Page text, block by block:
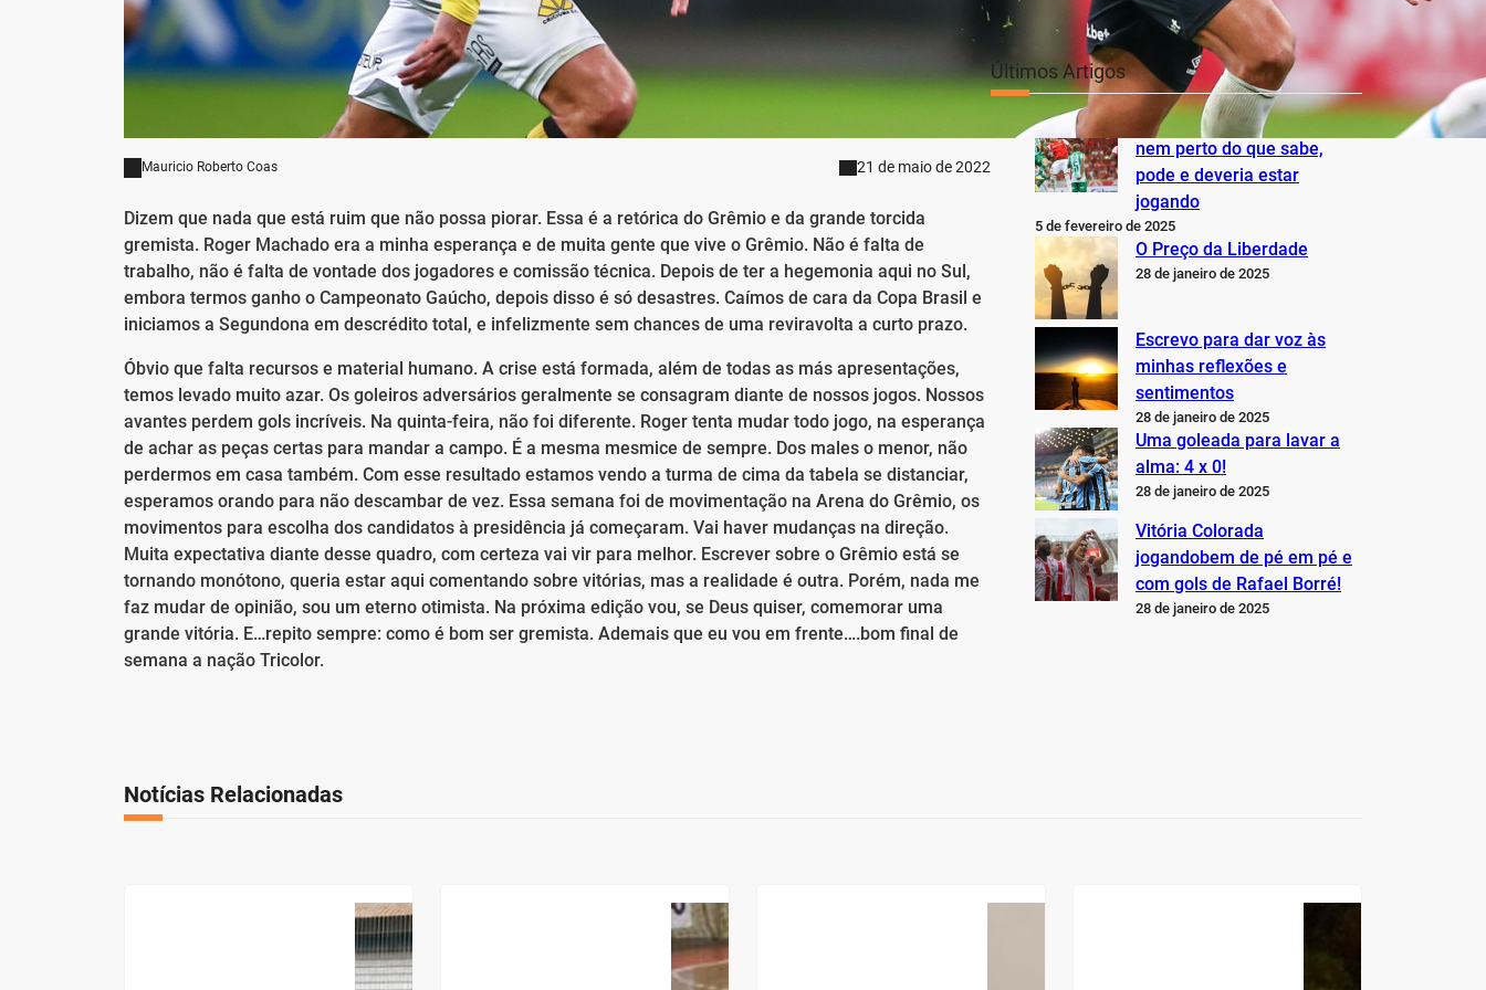
Mauricio Roberto Coas 21 de maio de 2022
Dizem que nada que está ruim que não possa piorar. Essa é a retórica do Grêmio e da grande torcida
gremista. Roger Machado era a minha esperança e de muita gente que vive o Grêmio. Não é falta de
trabalho, não é falta de vontade dos jogadores e comissão técnica. Depois de ter a hegemonia aqui no Sul,
embora termos ganho o Campeonato Gaúcho, depois disso é só desastres. Caímos de cara da Copa Brasil e
iniciamos a Segundona em descrédito total, e infelizmente sem chances de uma reviravolta a curto prazo.
Óbvio que falta recursos e material humano. A crise está formada, além de todas as más apresentações,
temos levado muito azar. Os goleiros adversários geralmente se consagram diante de nossos jogos. Nossos
avantes perdem gols incríveis. Na quinta-feira, não foi diferente. Roger tenta mudar todo jogo, na esperança
de achar as peças certas para mandar a campo. É a mesma mesmice de sempre. Dos males o menor, não
perdermos em casa também. Com esse resultado estamos vendo a turma de cima da tabela se distanciar,
esperamos orando para não descambar de vez. Essa semana foi de movimentação na Arena do Grêmio, os
movimentos para escolha dos candidatos à presidência já começaram. Vai haver mudanças na direção.
Muita expectativa diante desse quadro, com certeza vai vir para melhor. Escrever sobre o Grêmio está se
tornando monótono, queria estar aqui comentando sobre vitórias, mas a realidade é outra. Porém, nada me
faz mudar de opinião, sou um eterno otimista. Na próxima edição vou, se Deus quiser, comemorar uma
grande vitória. E…repito sempre: como é bom ser gremista. Ademais que eu vou em frente….bom final de
semana a nação Tricolor.
Últimos Artigos
O Inter não está jogando
nem perto do que sabe,
pode e deveria estar
jogando
5 de fevereiro de 2025
O Preço da Liberdade
28 de janeiro de 2025
Escrevo para dar voz às
minhas reflexões e
sentimentos
28 de janeiro de 2025
Uma goleada para lavar a
alma: 4 x 0!
28 de janeiro de 2025
Vitória Colorada
jogandobem de pé em pé e
com gols de Rafael Borré!
28 de janeiro de 2025
Notícias Relacionadas